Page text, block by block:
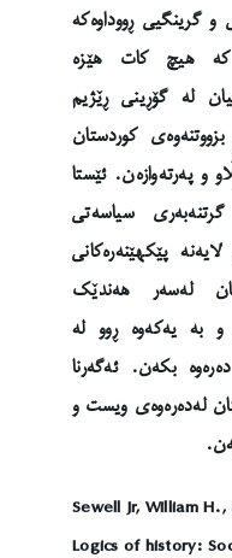
و گرینگیی ڕووداوەکە
هیچ کات هێزە
لە گۆڕینی ڕێژیم
کوردستان
و پەرتەوازەن. ئێستا
سیاسەتی
پێکهێنەرەکانی
لەسەر هەندێک
بە یەکەوە ڕوو لە
بکەن. ئەگەرنا
لەدەرەوەی ویست و
Sewell Jr, William
Logics of history: